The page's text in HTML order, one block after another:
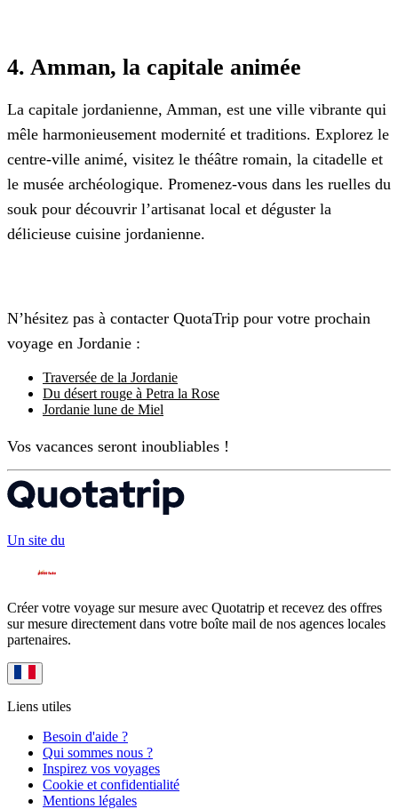
4. Amman, la capitale animée
La capitale jordanienne, Amman, est une ville vibrante qui
mêle harmonieusement modernité et traditions. Explorez le
centre-ville animé, visitez le théâtre romain, la citadelle et
le musée archéologique. Promenez-vous dans les ruelles du
souk pour découvrir l’artisanat local et déguster la
délicieuse cuisine jordanienne.
N’hésitez pas à contacter QuotaTrip pour votre prochain
voyage en Jordanie :
Traversée de la Jordanie
Du désert rouge à Petra la Rose
Jordanie lune de Miel
Vos vacances seront inoubliables !
Un site du
Créer votre voyage sur mesure avec Quotatrip et recevez des offres
sur mesure directement dans votre boîte mail de nos agences locales
partenaires.
Liens utiles
Besoin d'aide ?
Qui sommes nous ?
Inspirez vos voyages
Cookie et confidentialité
Mentions légales